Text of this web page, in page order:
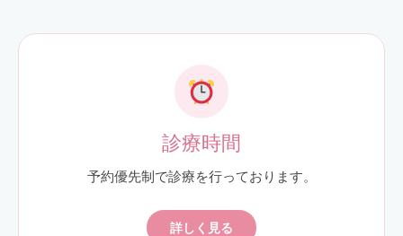
診療時間
予約優先制で診療を行っております。
詳しく見る